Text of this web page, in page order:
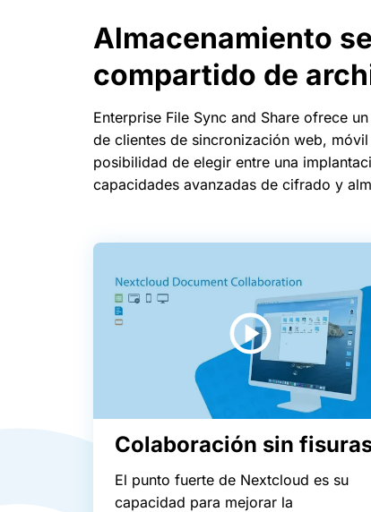
Almacenamiento
compartido de
Enterprise File Sync and Share ofrece
de clientes de sincronización web,
posibilidad de elegir entre una
capacidades avanzadas de cifrado y
Colaboración sin
El punto fuerte de Nextcloud es su
capacidad para mejorar la